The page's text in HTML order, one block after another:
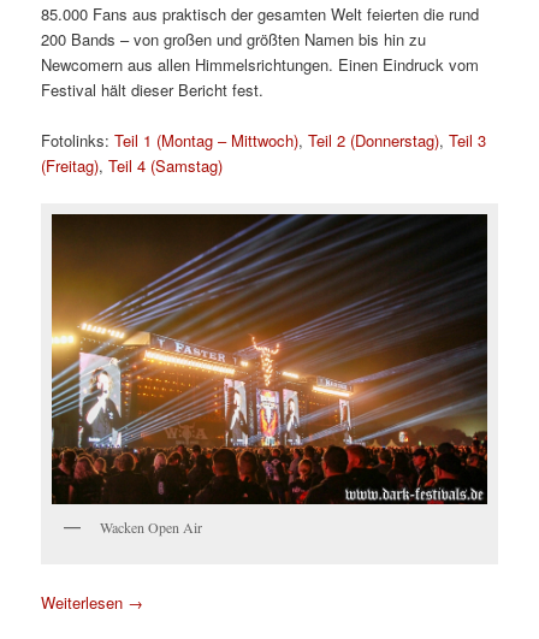
85.000 Fans aus praktisch der gesamten Welt feierten die rund
200 Bands – von großen und größten Namen bis hin zu
Newcomern aus allen Himmelsrichtungen. Einen Eindruck vom
Festival hält dieser Bericht fest.
Fotolinks:Teil 1 (Montag – Mittwoch),Teil 2 (Donnerstag),Teil 3
(Freitag),Teil 4 (Samstag)
Wacken Open Air
Weiterlesen →